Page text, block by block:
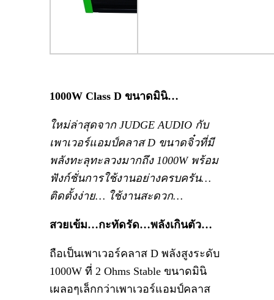
1000W Class D ขนาดมินิ…
ใหม่ล่าสุดจาก JUDGE AUDIO กับ
เพาเวอร์แอมป์คลาส D ขนาดจิ๋วที่มี
พลังทะลุทะลวงมากถึง 1000W พร้อม
ฟังก์ชั่นการใช้งานอย่างครบครัน…
ติดตั้งง่าย… ใช้งานสะดวก…
สวยเข้ม…กะทัดรัด…พลังเกินตัว…
ถือเป็นเพาเวอร์คลาส D พลังสูงระดับ
1000W ที่ 2 Ohms Stable ขนาดมินิ
เผลอๆเล็กกว่าเพาเวอร์แอมป์คลาส